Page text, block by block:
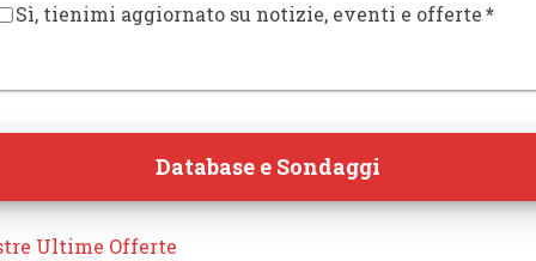
Sì, tienimi aggiornato su notizie, eventi e offerte*
Database e Sondaggi
Ultime Offerte